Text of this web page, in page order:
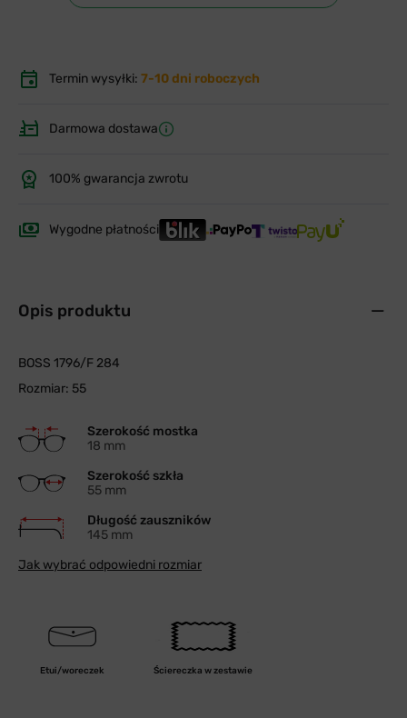
Termin wysyłki: 7-10 dni roboczych
Darmowa dostawa
100% gwarancja zwrotu
Wygodne płatności
Opis produktu
BOSS 1796/F 284
Rozmiar: 55
Szerokość mostka
18 mm
Szerokość szkła
55 mm
Długość zauszników
145 mm
Jak wybrać odpowiedni rozmiar
Etui/woreczek Ściereczka w zestawie